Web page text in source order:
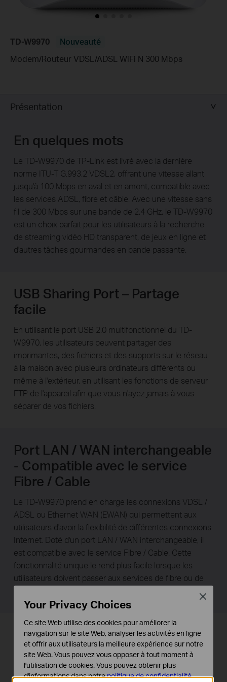
TD-W9970
Nouveauté
Modem/Routeur VDSL/ADSL WiFi N 300 Mbps
Présentation
En quelques mots
Le TD-W9970 de TP-Link est livré avec la dernière
norme ITU-T G.993.2 VDSL2, offrant une vitesse allant
jusqu'à 100 Mbps en aval et en amont, compatible avec
les services ADSL, fibre et câble. Avec une vitesse sans
fil de 300 Mbps sur une bande de 2,4 GHz, le TD-W9970
est un choix parfait pour les utilisateurs à la recherche
de streaming vidéo HD transparent, de jeux en ligne et
d'autres tâches gourmandes en bande passante.
USB Sharing Port – Partage
facile
En utilisant le port USB 2.0 multifonctionnel du TD-
W9970, les utilisateurs peuvent partager des
imprimantes, des fichiers et des supports sur le réseau
à la maison avec plusieurs ordinateurs différents ou
même à l'extérieur, en utilisant les fonctions de serveur
FTP de l'appareil afin que vous n'ayez jamais à vous
séparer de vos fichiers.
Port LAN / WAN interchangeable
- Compatible avec le service
Fibre / Cable
Le TD-W9970 prend en charge les connexions VDSL /
ADSL ou Ethernet WAN (EWAN) qui permettent aux
utilisateurs d'avoir la flexibilité de différentes connexions
Internet. Doté d'un port LAN / WAN interchangeable, il
est compatible avec le service Fibre / Cable. Cette
fonctionnalité unique le rend plus facile lorsque les
utilisateurs doivent passer aux services de fibre ou de
Vitesse à large bande jusqu'à
100 Mbps
Le TD-W9970 prend en charge VDSL2 et
Your Privacy Choices
Ce site Web utilise des cookies pour améliorer la
navigation sur le site Web, analyser les activités en ligne
et offrir aux utilisateurs la meilleure expérience sur notre
site Web. Vous pouvez vous opposer à tout moment à
l'utilisation de cookies. Vous pouvez obtenir plus
d'informations dans notrepolitique de confidentialité.
Close